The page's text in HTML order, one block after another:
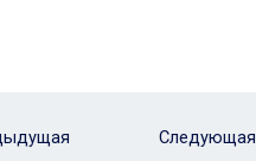
Следующая